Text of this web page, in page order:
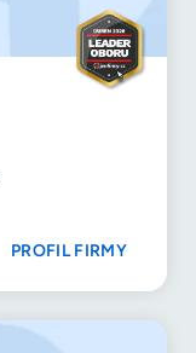
PROFIL FIRMY